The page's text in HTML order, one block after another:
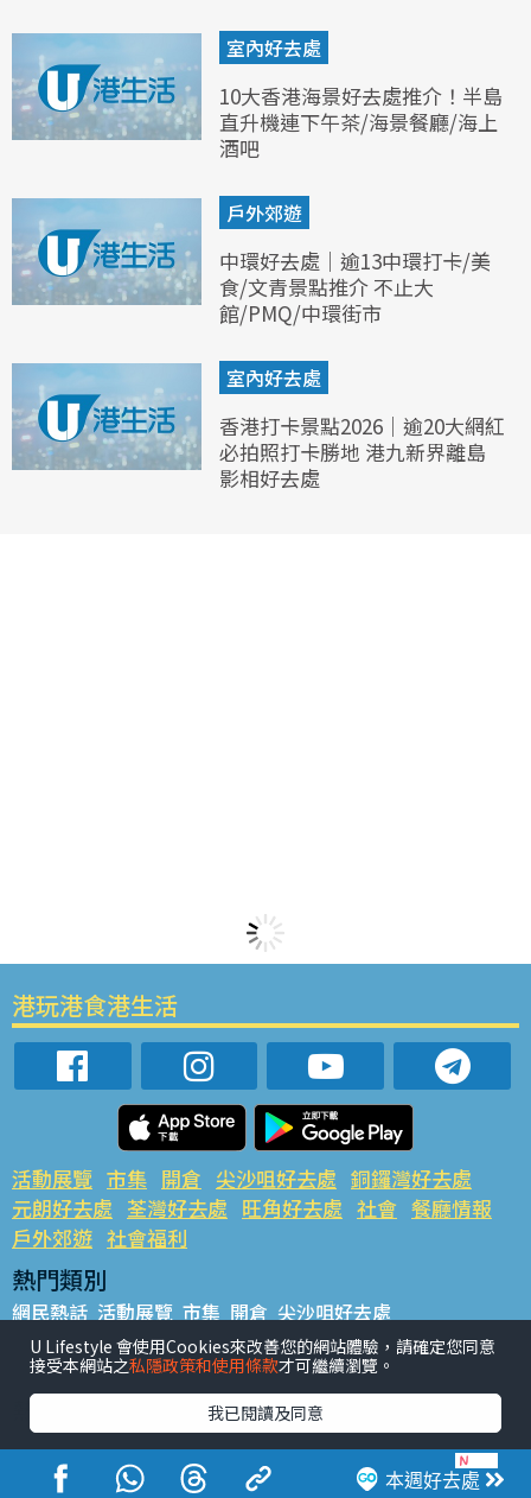
室內好去處
10大香港海景好去處推介！半島
直升機連下午茶/海景餐廳/海上
酒吧
戶外郊遊
中環好去處｜逾13中環打卡/美
食/文青景點推介 不止大
館/PMQ/中環街市
室內好去處
香港打卡景點2026｜逾20大網紅
必拍照打卡勝地 港九新界離島
影相好去處
本週好去處
港玩港食港生活
活動展覽 市集 開倉 尖沙咀好去處 銅鑼灣好去處
元朗好去處 荃灣好去處 旺角好去處 社會 餐廳情報
戶外郊遊 社會福利
熱門類別
網民熱話 活動展覽 市集 開倉 尖沙咀好去處
銅鑼灣好去處 元朗好去處 荃灣好去處 旺角好去處 社會
餐廳情報 戶外郊遊
熱門標籤
#UGO搵好去處 #人氣活動推介 #美食社群熱話
#親子玩樂好去處
#ULifestyle應用程式
#限時搶
U Lifestyle 會使用Cookies來改善您的網站體驗，請確定您同意
接受本網站之私隱政策和使用條款才可繼續瀏覽。
我已閱讀及同意